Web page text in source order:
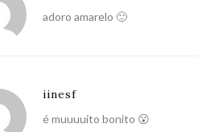
adoro amarelo 🙂
iinesf
é muuuuito bonito 😮